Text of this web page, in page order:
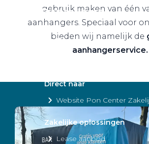
Private Lease
Terug
Direct naar
Website Pon Center
Zakelijke oplossingen
Lease aanbod
gebruik maken van één
aanhangers. Speciaal voor
bieden wij namelijk de
aanhangerservice.